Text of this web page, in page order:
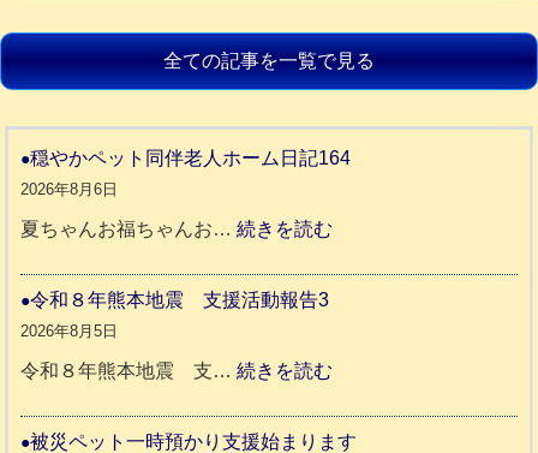
全ての記事を一覧で見る
穏やかペット同伴老人ホーム日記164
2026年8月6日
夏ちゃんお福ちゃんお…続きを読む
ト
令和８年熊本地震 支援活動報告3
2026年8月5日
令和８年熊本地震 支…続きを読む
和
被災ペット一時預かり支援始まります